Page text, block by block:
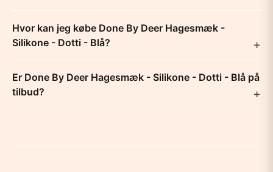
Hvor kan jeg købe Done By Deer Hagesmæk -
Silikone - Dotti - Blå?
Er Done By Deer Hagesmæk - Silikone - Dotti - Blå på
tilbud?